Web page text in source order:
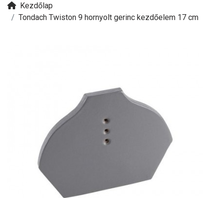
Kezdőlap
Tondach Twiston 9 hornyolt gerinc kezdőelem 17 cm